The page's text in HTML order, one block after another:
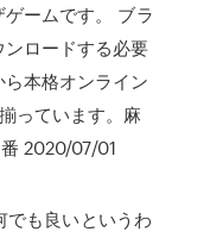
ームです。 ブラ
ロードする必要
本格オンライン
っています。麻
2020/07/01
でも良いというわ